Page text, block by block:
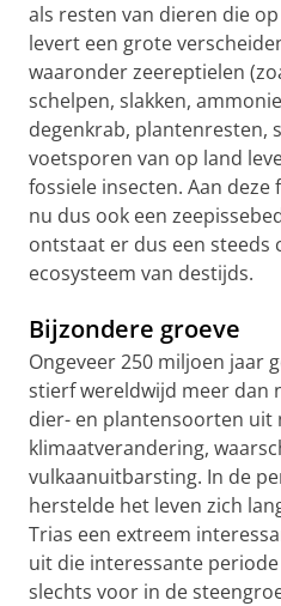
als resten van dieren die
levert een grote
waaronder zeereptielen
schelpen, slakken,
degenkrab, plantenresten,
voetsporen van op land
fossiele insecten. Aan
nu dus ook een
ontstaat er dus een steeds
ecosysteem van destijds.
Bijzondere groeve
Ongeveer 250 miljoen jaar
stierf wereldwijd meer dan
dier- en plantensoorten uit
klimaatverandering,
vulkaanuitbarsting. In de
herstelde het leven zich
Trias een extreem
uit die interessante
slechts voor in de